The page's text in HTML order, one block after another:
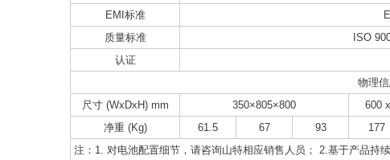
EMI标准
质量标准
ISO
认证
物理
尺寸 (WxDxH) mm
350×805×800 600
净重 (Kg)
61.5 67 93 177
注：1. 对电池配置细节，请咨询山特相应销售人员； 2.基于产品持